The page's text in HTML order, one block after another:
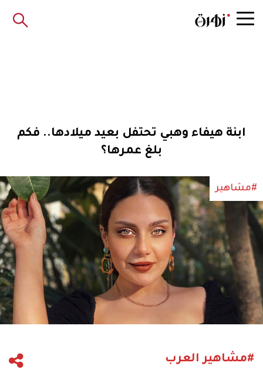
ابنة هيفاء وهبي تحتفل بعيد ميلادها.. فكم
بلغ عمرها؟
#مشاهير
#مشاهير العرب